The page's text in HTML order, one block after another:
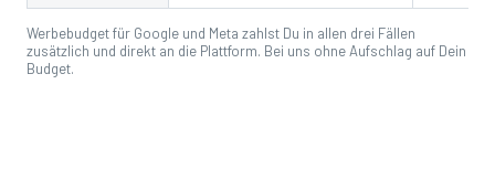
Werbebudget für Google und Meta zahlst Du in allen drei Fällen
zusätzlich und direkt an die Plattform. Bei uns ohne Aufschlag auf Dein
Budget.